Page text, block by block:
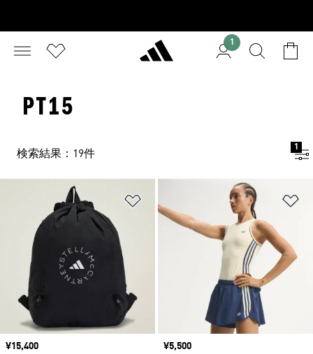
1
PT15
検索結果：19件
1
ほしいものリストに追加
価格
¥15,400
価格
¥5,500